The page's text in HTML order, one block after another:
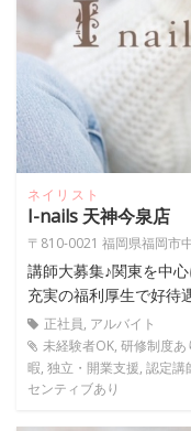
ネイリスト
I-nails 天神今泉店
〒810-0021 福岡県福岡市
講師大募集♪関東を中
充実の福利厚生で好待
正社員, アルバイト
未経験者OK, 研修制度
暇, 独立・開業支援, 認定
センティブあり